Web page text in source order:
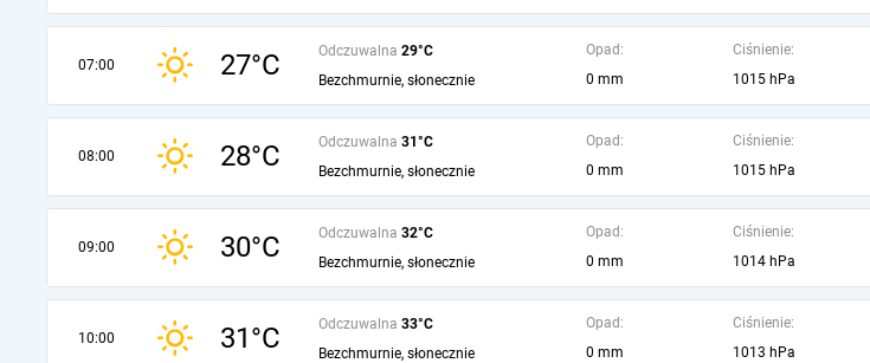
07:00 27°C Odczuwalna 29°C
Bezchmurnie, słonecznie
Opad:
0 mm
Ciśnienie:
1015 hPa
08:00 28°C Odczuwalna 31°C
Bezchmurnie, słonecznie
Opad:
0 mm
Ciśnienie:
1015 hPa
09:00 30°C Odczuwalna 32°C
Bezchmurnie, słonecznie
Opad:
0 mm
Ciśnienie:
1014 hPa
10:00 31°C Odczuwalna 33°C
Bezchmurnie, słonecznie
Opad:
0 mm
Ciśnienie:
1013 hPa